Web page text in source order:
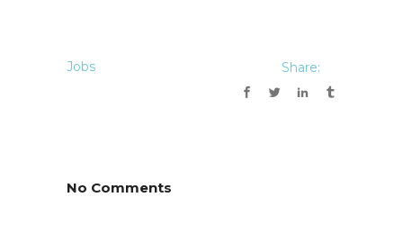
Jobs Share:
No Comments